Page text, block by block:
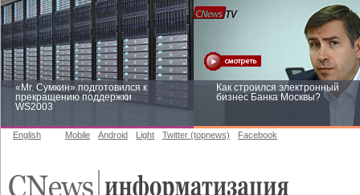
«Mr. Сумкин» подготовился к
прекращению поддержки
WS2003
Как строился электронный
бизнес Банка Москвы?
English Mobile Android Light Twitter (topnews) Facebook